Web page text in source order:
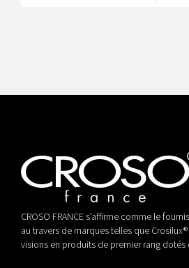
CROSO FRANCE s’affirme comme le
au travers de marques telles que
visions en produits de premier rang dotés